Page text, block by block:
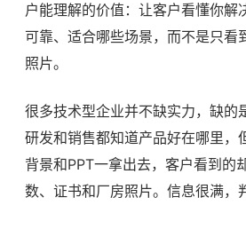
户能理解的价值：让客户看懂你解
可靠、适合哪些场景，而不是只看
照片。
很多技术型企业并不缺实力，缺的
研发和销售都知道产品好在哪里，
背景和PPT一拿出去，客户看到的
数、证书和厂房照片。信息很满，